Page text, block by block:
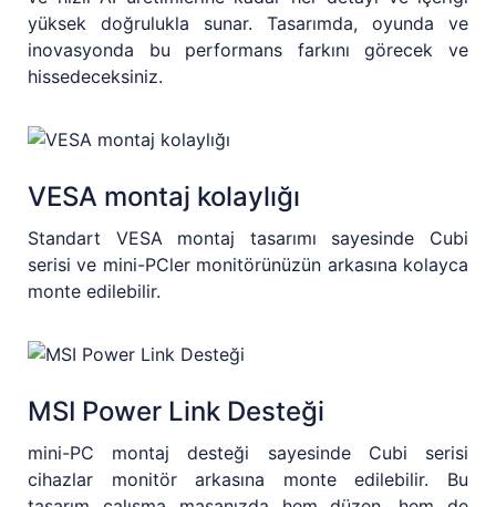
yüksek doğrulukla sunar. Tasarımda, oyunda ve
inovasyonda bu performans farkını görecek ve
hissedeceksiniz.
VESA montaj kolaylığı
Standart VESA montaj tasarımı sayesinde Cubi
serisi ve mini-PCler monitörünüzün arkasına kolayca
monte edilebilir.
MSI Power Link Desteği
mini-PC montaj desteği sayesinde Cubi serisi
cihazlar monitör arkasına monte edilebilir. Bu